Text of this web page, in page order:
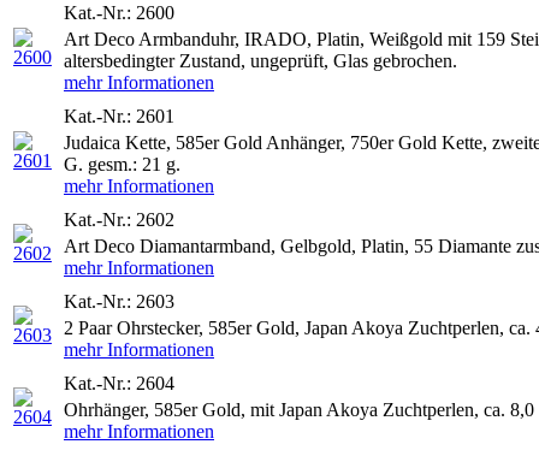
Kat.-Nr.: 2600
Art Deco Armbanduhr, IRADO, Platin, Weißgold mit 159
altersbedingter Zustand, ungeprüft, Glas gebrochen.
mehr Informationen
Kat.-Nr.: 2601
Judaica Kette, 585er Gold Anhänger, 750er Gold Kette,
G. gesm.: 21 g.
mehr Informationen
Kat.-Nr.: 2602
Art Deco Diamantarmband, Gelbgold, Platin, 55 Diamante
mehr Informationen
Kat.-Nr.: 2603
2 Paar Ohrstecker, 585er Gold, Japan Akoya Zuchtperlen,
mehr Informationen
Kat.-Nr.: 2604
Ohrhänger, 585er Gold, mit Japan Akoya Zuchtperlen, ca.
mehr Informationen